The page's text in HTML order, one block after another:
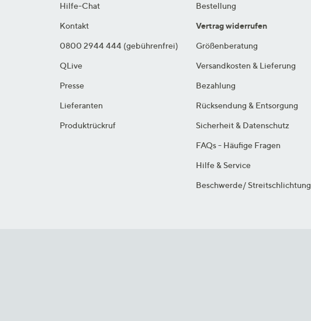
Hilfe-Chat
Kontakt
0800 2944 444 (gebührenfrei)
QLive
Presse
Lieferanten
Produktrückruf
Bestellung
Vertrag widerrufen
Größenberatung
Versandkosten & Lieferung
Bezahlung
Rücksendung & Entsorgung
Sicherheit & Datenschutz
FAQs - Häufige Fragen
Hilfe & Service
Beschwerde/ Streitschlichtung